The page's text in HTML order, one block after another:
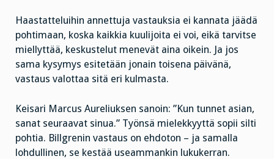
Haastatteluihin annettuja vastauksia ei kannata jäädä
pohtimaan, koska kaikkia kuulijoita ei voi, eikä tarvitse
miellyttää, keskustelut menevät aina oikein. Ja jos
sama kysymys esitetään jonain toisena päivänä,
vastaus valottaa sitä eri kulmasta.
Keisari Marcus Aureliuksen sanoin: ”Kun tunnet asian,
sanat seuraavat sinua.” Työnsä mielekkyyttä sopii silti
pohtia. Billgrenin vastaus on ehdoton – ja samalla
lohdullinen, se kestää useammankin lukukerran.